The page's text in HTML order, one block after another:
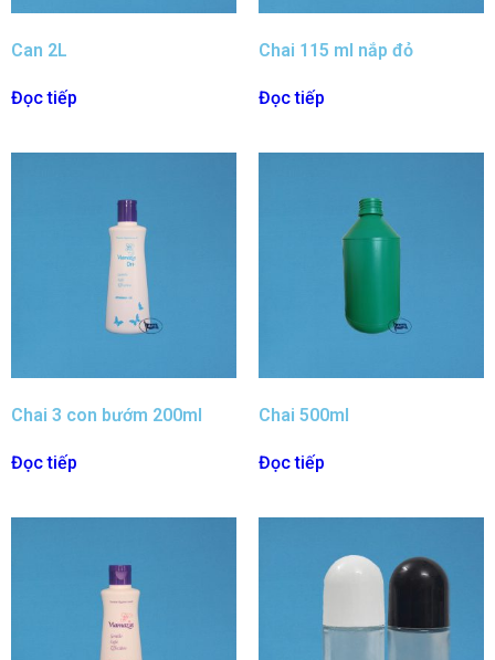
Can 2L
Đọc tiếp
Chai 115 ml nắp đỏ
Đọc tiếp
Chai 3 con bướm 200ml
Đọc tiếp
Chai 500ml
Đọc tiếp